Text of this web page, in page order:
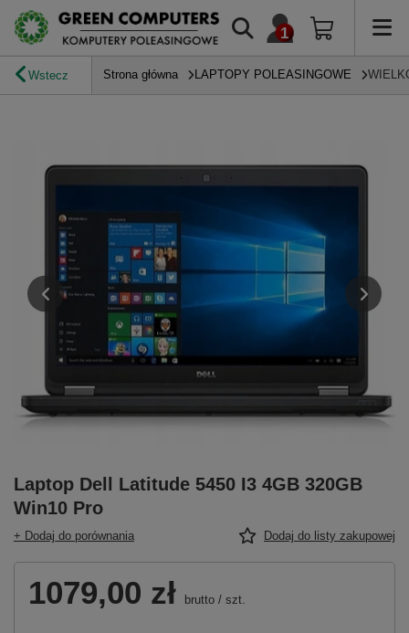
Wstecz Strona główna LAPTOPY POLEASINGOWE
Laptop Dell Latitude 5450 I3 4GB 320GB
Win10 Pro
+ Dodaj do porównania Dodaj do listy zakupowej
1079,00 zł brutto / szt.